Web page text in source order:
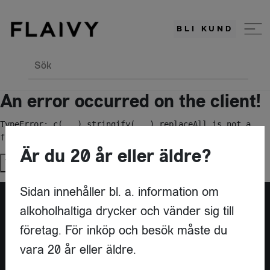
BLI KUND
Sök
An error occurred on the client!
TypeError: c(...).stringify(...).replaceAll is not a
function
Try again
Är du leverantör?
Är du 20 år eller äldre?
Sidan innehåller bl. a. information om
alkoholhaltiga drycker och vänder sig till
företag. För inköp och besök måste du
vara 20 år eller äldre.